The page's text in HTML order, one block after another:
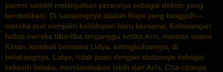
parent sambil melanjutkan perannya sebagai dokter yang
berdedikasi. Di sampingnya adalah Raya yang tangguh—
mereka pun menjalin kehidupan baru bersama. Ketenangan
hidup mereka tiba-tiba terganggu ketika Aris, mantan suami
Kinan, kembali bersama Lidya, selingkuhannya, di
belakangnya. Lidya, tidak puas dengan statusnya sebagai
kekasih belaka, mendambakan lebih dari Aris. Cita-citanya